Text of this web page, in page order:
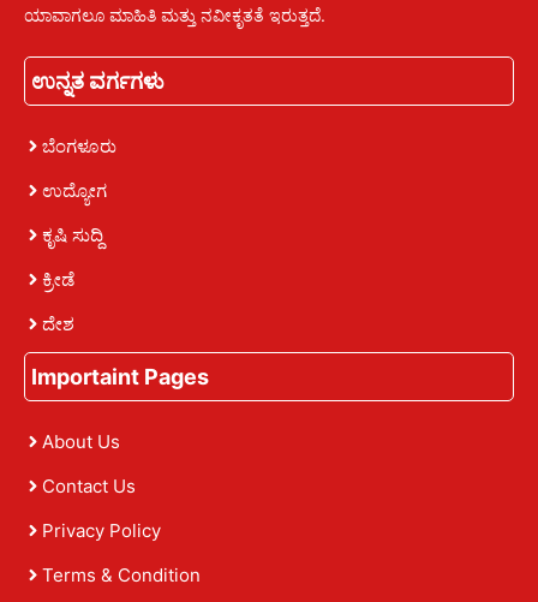
ಯಾವಾಗಲೂ ಮಾಹಿತಿ ಮತ್ತು ನವೀಕೃತತೆ ಇರುತ್ತದೆ.
ಉನ್ನತ ವರ್ಗಗಳು
ಬೆಂಗಳೂರು
ಉದ್ಯೋಗ
ಕೃಷಿ ಸುದ್ದಿ
ಕ್ರೀಡೆ
ದೇಶ
Importaint Pages
About Us
Contact Us
Privacy Policy
Terms & Condition